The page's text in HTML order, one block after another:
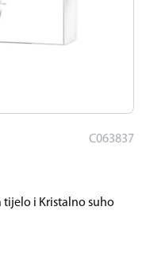
C063837
tijelo i Kristalno suho